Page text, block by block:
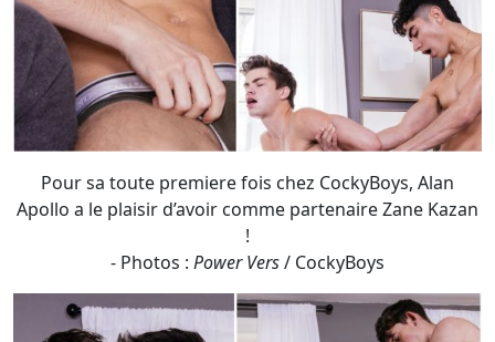
Pour sa toute premiere fois chez CockyBoys, Alan
Apollo a le plaisir d’avoir comme partenaire Zane Kazan
!
- Photos :Power Vers / CockyBoys